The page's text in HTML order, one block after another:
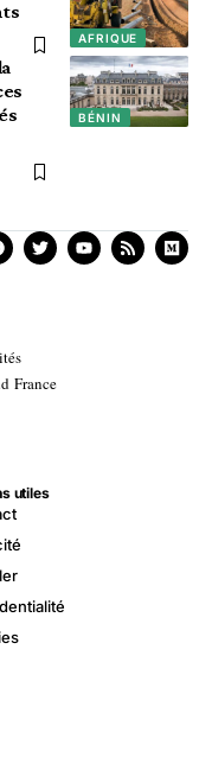
AFRIQUE
BÉNIN
France
utiles